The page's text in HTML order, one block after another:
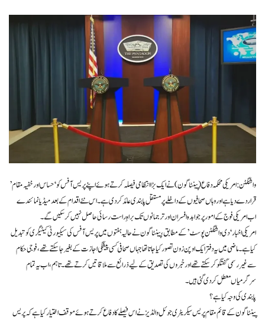
واشنگٹن: امریکی محکمہ دفاع (پینٹاگون) نے ایک بڑا انتظامی فیصلہ کرتے ہوئے اپنے پریس آفس کو ‘حساس اور خفیہ مقام’
قرار دے دیا ہے اور وہاں صحافیوں کے داخلے پر مستقل پابندی عائد کر دی ہے۔ اس نئے اقدام کے بعد میڈیا نمائندے
اب امریکی فوج کے امور پر جوابدہ افسران اور ترجمانوں تک براہِ راست رسائی حاصل نہیں کر سکیں گے۔
امریکی اخبار ‘دی واشنگٹن پوسٹ’ کے مطابق، پینٹاگون نے حالیہ ہفتوں میں پریس آفس کی سیکیورٹی کیٹیگری کو تبدیل
کیا ہے۔ ماضی میں یہ دفتر ایک اوپن زون تصور کیا جاتا تھا جہاں صحافی کسی پیشگی اجازت کے بغیر جا سکتے تھے، فوجی حکام
سے غیر رسمی گفتگو کر سکتے تھے اور خبروں کی تصدیق کے لیے ذرائع سے ملاقاتیں کرتے تھے۔ تاہم، اب یہ تمام
سرگرمیاں معطل کر دی گئی ہیں۔
پابندی کی وجہ کیا ہے؟
پینٹاگون کے قائم مقام پریس سیکریٹری جوئل والڈیز نے اس فیصلے کا دفاع کرتے ہوئے موقف اختیار کیا ہے کہ پریس